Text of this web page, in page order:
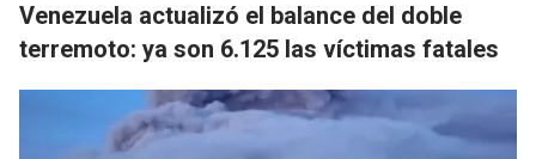
Venezuela actualizó el balance del doble
terremoto: ya son 6.125 las víctimas fatales